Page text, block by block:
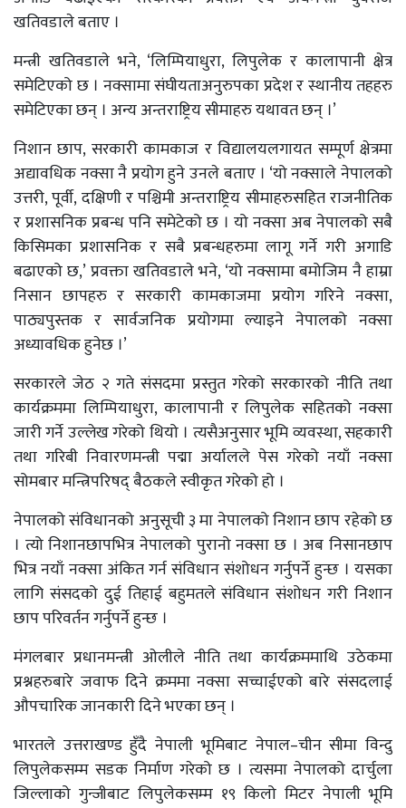
खतिवडाले बताए ।
मन्त्री खतिवडाले भने, ‘लिम्पियाधुरा, लिपुलेक र कालापानी क्षेत्र
समेटिएको छ । नक्सामा संघीयताअनुरुपका प्रदेश र स्थानीय तहहरु
समेटिएका छन् । अन्य अन्तराष्ट्रिय सीमाहरु यथावत छन् ।’
निशान छाप, सरकारी कामकाज र विद्यालयलगायत सम्पूर्ण क्षेत्रमा
अद्यावधिक नक्सा नै प्रयोग हुने उनले बताए । ‘यो नक्साले नेपालको
उत्तरी, पूर्वी, दक्षिणी र पश्चिमी अन्तराष्ट्रिय सीमाहरुसहित राजनीतिक
र प्रशासनिक प्रबन्ध पनि समेटेको छ । यो नक्सा अब नेपालको सबै
किसिमका प्रशासनिक र सबै प्रबन्धहरुमा लागू गर्ने गरी अगाडि
बढाएको छ,’ प्रवक्ता खतिवडाले भने, ‘यो नक्सामा बमोजिम नै हाम्रा
निसान छापहरु र सरकारी कामकाजमा प्रयोग गरिने नक्सा,
पाठ्यपुस्तक र सार्वजनिक प्रयोगमा ल्याइने नेपालको नक्सा
अध्यावधिक हुनेछ ।’
सरकारले जेठ २ गते संसदमा प्रस्तुत गरेको सरकारको नीति तथा
कार्यक्रममा लिम्पियाधुरा, कालापानी र लिपुलेक सहितको नक्सा
जारी गर्ने उल्लेख गरेको थियो । त्यसैअनुसार भूमि व्यवस्था, सहकारी
तथा गरिबी निवारणमन्त्री पद्मा अर्यालले पेस गरेको नयाँ नक्सा
सोमबार मन्त्रिपरिषद् बैठकले स्वीकृत गरेको हो ।
नेपालको संविधानको अनुसूची ३ मा नेपालको निशान छाप रहेको छ
। त्यो निशानछापभित्र नेपालको पुरानो नक्सा छ । अब निसानछाप
भित्र नयाँ नक्सा अंकित गर्न संविधान संशोधन गर्नुपर्ने हुन्छ । यसका
लागि संसदको दुई तिहाई बहुमतले संविधान संशोधन गरी निशान
छाप परिवर्तन गर्नुपर्ने हुन्छ ।
मंगलबार प्रधानमन्त्री ओलीले नीति तथा कार्यक्रममाथि उठेकमा
प्रश्नहरुबारे जवाफ दिने क्रममा नक्सा सच्चाईएको बारे संसदलाई
औपचारिक जानकारी दिने भएका छन् ।
भारतले उत्तराखण्ड हुँदै नेपाली भूमिबाट नेपाल–चीन सीमा विन्दु
लिपुलेकसम्म सडक निर्माण गरेको छ । त्यसमा नेपालको दार्चुला
जिल्लाको गुन्जीबाट लिपुलेकसम्म १९ किलो मिटर नेपाली भूमि